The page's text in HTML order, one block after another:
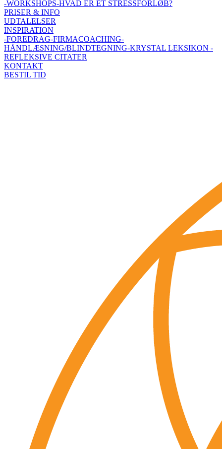
-WORKSHOPS-HVAD ER ET STRESSFORLØB?
PRISER & INFO
UDTALELSER
INSPIRATION
-FOREDRAG-FIRMACOACHING-
HÅNDLÆSNING/BLINDTEGNING-KRYSTAL LEKSIKON -
REFLEKSIVE CITATER
KONTAKT
BESTIL TID